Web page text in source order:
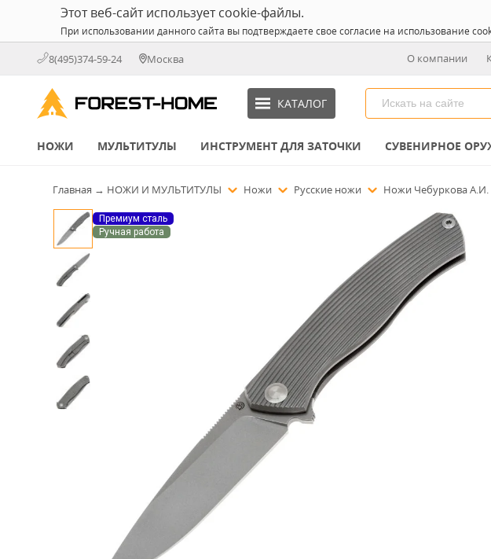
Этот веб-сайт использует cookie-файлы.
При использовании данного сайта вы подтверждаете свое согласие на использование
8(495)374-59-24 Москва О компании
КАТАЛОГ
НОЖИ МУЛЬТИТУЛЫ ИНСТРУМЕНТ ДЛЯ ЗАТОЧКИ СУВЕНИРНОЕ
Главная → НОЖИ И МУЛЬТИТУЛЫ Ножи Русские ножи Ножи Чебуркова А.И.
Премиум сталь
Ручная работа